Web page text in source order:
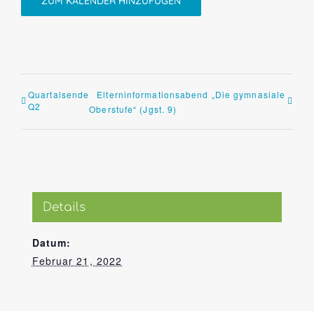
Quartalsende
Q2
Elterninformationsabend „Die gymnasiale
Oberstufe“ (Jgst. 9)
Details
Datum:
Februar 21, 2022